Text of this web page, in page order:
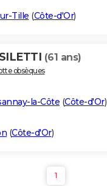
Tille (Côte-d'Or)
(61 ans)
obsèques
la-Côte (Côte-d'Or)
(Côte-d'Or)
1